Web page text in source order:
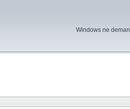
Windows ne